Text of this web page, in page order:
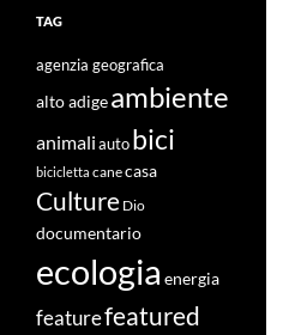
TAG
agenzia geografica
alto adigeambiente
animali auto bici
bicicletta canecasa
Culture Dio
documentario
ecologia energia
featurefeatured